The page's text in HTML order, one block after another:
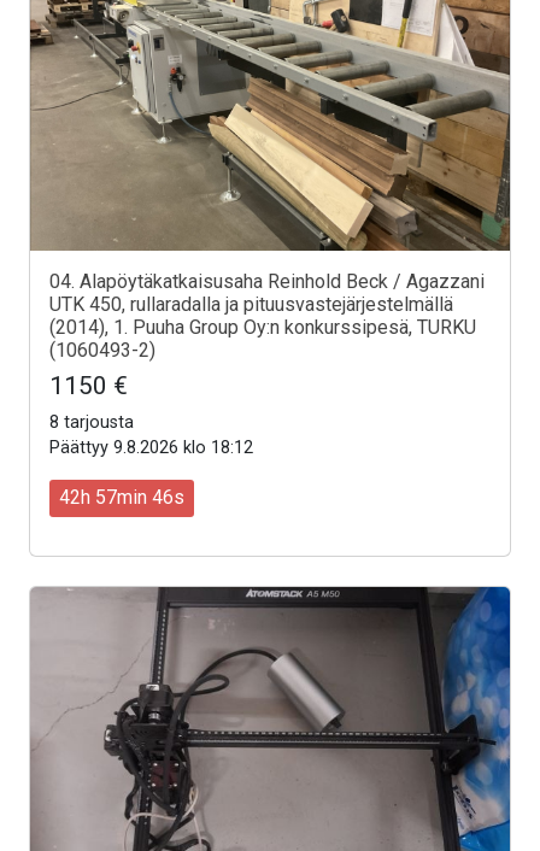
04. Alapöytäkatkaisusaha Reinhold Beck / Agazzani
UTK 450, rullaradalla ja pituusvastejärjestelmällä
(2014), 1. Puuha Group Oy:n konkurssipesä, TURKU
(1060493-2)
1150 €
8 tarjousta
Päättyy 9.8.2026 klo 18:12
42h 57min 44s